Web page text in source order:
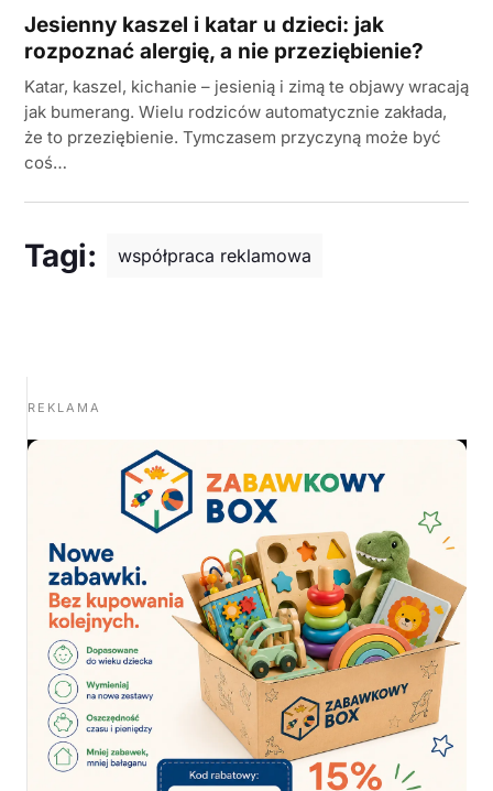
Jesienny kaszel i katar u dzieci: jak
rozpoznać alergię, a nie przeziębienie?
Katar, kaszel, kichanie – jesienią i zimą te objawy wracają
jak bumerang. Wielu rodziców automatycznie zakłada,
że to przeziębienie. Tymczasem przyczyną może być
coś…
Tagi: współpraca reklamowa
REKLAMA